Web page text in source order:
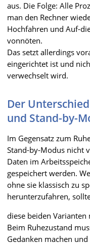
aus. Die Folge: Alle
man den Rechner
Hochfahren und Auf-
vonnöten.
Das setzt allerdings
eingerichtet ist und
verwechselt wird.
Der
und Stand-by-
Im Gegensatz zum
Stand-by-Modus nicht
Daten im
gespeichert werden.
ohne sie klassisch zu
herunterzufahren,
diese beiden
Beim Ruhezustand
Gedanken machen